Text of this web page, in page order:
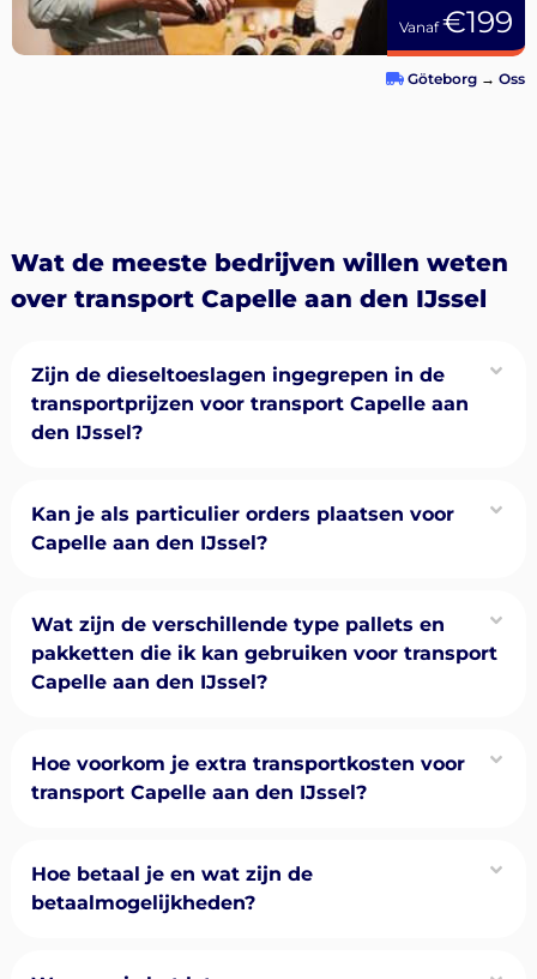
Vanaf€199
Göteborg → Oss
Wat de meeste bedrijven willen weten
over transport Capelle aan den IJssel
Zijn de dieseltoeslagen ingegrepen in de
transportprijzen voor transport Capelle aan
den IJssel?
Kan je als particulier orders plaatsen voor
Capelle aan den IJssel?
Wat zijn de verschillende type pallets en
pakketten die ik kan gebruiken voor transport
Capelle aan den IJssel?
Hoe voorkom je extra transportkosten voor
transport Capelle aan den IJssel?
Hoe betaal je en wat zijn de
betaalmogelijkheden?